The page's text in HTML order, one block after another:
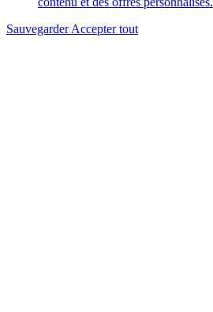
SauvegarderAccepter tout